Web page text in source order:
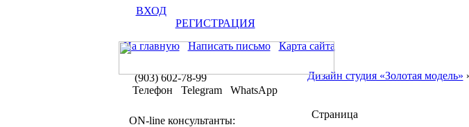
ВХОД
РЕГИСТРАЦИЯ
На главную
Написать письмо Карта сайта
(903) 602-78-99
Телефон Telegram WhatsApp
ON-line консультанты:
Дизайн студия «Золотая модель»
Страница